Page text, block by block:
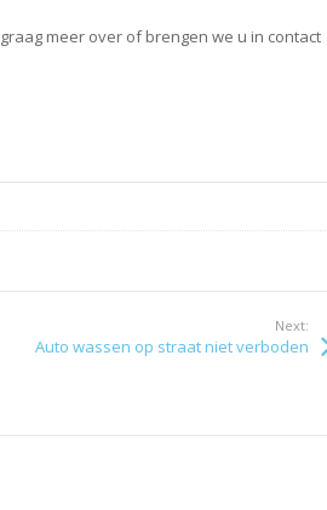
meer over of brengen we u in contact
berichten
Next:
Auto wassen op straat niet verboden